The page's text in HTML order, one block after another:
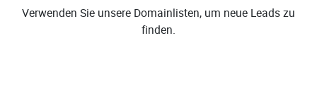
Verwenden Sie unsere Domainlisten, um neue Leads zu
finden.